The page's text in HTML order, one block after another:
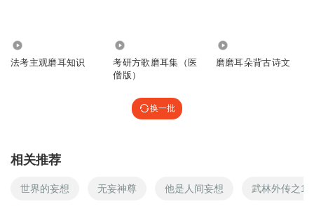
法考主观磨耳知识
考研方歌磨耳集（医
僧版）
磨磨耳朵背古诗文
换一批
相关推荐
世界的妄想 无妄神尊 他是人间妄想 武林外传之